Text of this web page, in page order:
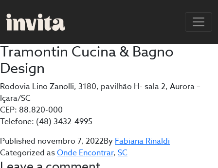
Tramontin Cucina & Bagno
Design
Rodovia Lino Zanolli, 3180, pavilhão H- sala 2, Aurora –
Içara/SC
CEP: 88.820-000
Telefone: (48) 3432-4995
Published novembro 7, 2022ByFabiana Rinaldi
Categorized asOnde Encontrar, SC